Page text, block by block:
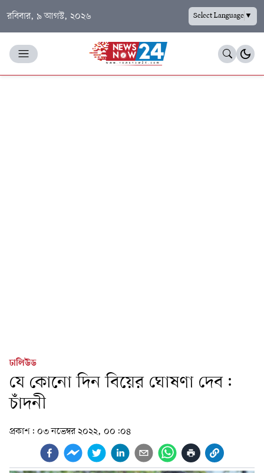
রবিবার, ৯ আগস্ট, ২০২৬ Select Language▼
ঢালিউড
যে কোনো দিন বিয়ের ঘোষণা দেব:
চাঁদনী
প্রকাশ: ০৩ নভেম্বর ২০২২, ০০:০৪